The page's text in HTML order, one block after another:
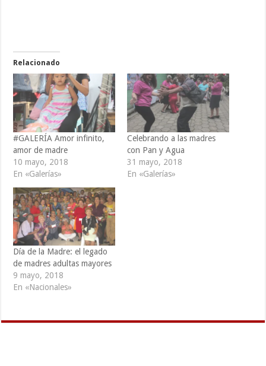
Relacionado
#GALERÍA Amor infinito,
amor de madre
10 mayo, 2018
En «Galerías»
Celebrando a las madres
con Pan y Agua
31 mayo, 2018
En «Galerías»
Día de la Madre: el legado
de madres adultas mayores
9 mayo, 2018
En «Nacionales»